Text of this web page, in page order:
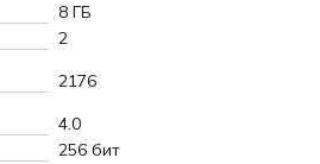
8 ГБ
2
2176
4.0
256 бит